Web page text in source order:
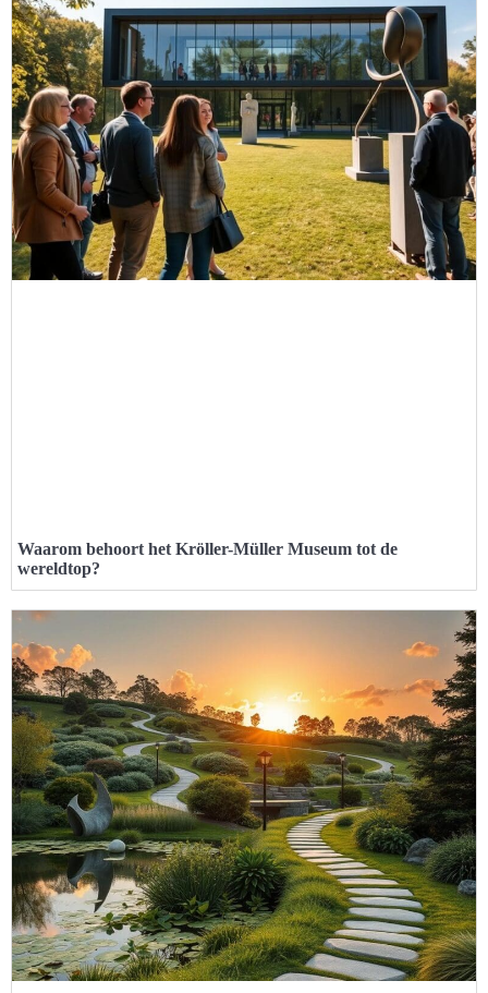
Waarom behoort het Kröller-Müller Museum tot de
wereldtop?